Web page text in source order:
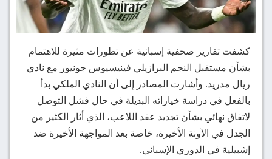
كشفت تقارير صحفية إسبانية عن تطورات مثيرة للاهتمام
بشأن مستقبل النجم البرازيلي فينيسيوس جونيور مع نادي
ريال مدريد. وأشارت المصادر إلى أن النادي الملكي بدأ
بالفعل في دراسة خياراته البديلة في حال فشل التوصل
لاتفاق نهائي بشأن تجديد عقد اللاعب، الذي أثار الكثير من
الجدل في الآونة الأخيرة، خاصة بعد المواجهة الأخيرة ضد
إشبيلية في الدوري الإسباني.